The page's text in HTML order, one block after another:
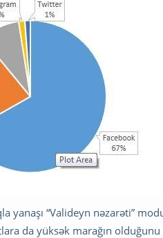
yanaşı “Valideyn nəzarəti”
da yüksək marağın